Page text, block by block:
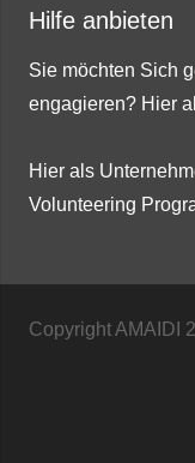
Hilfe anbieten
Sie möchten Sich
engagieren? Hier
Hier als
Volunteering
Copyright AMAIDI